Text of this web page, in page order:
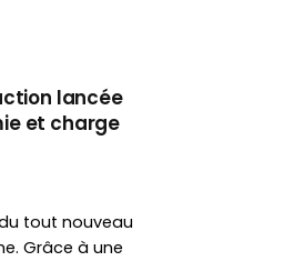
lancée
et charge
tout nouveau
Grâce à une